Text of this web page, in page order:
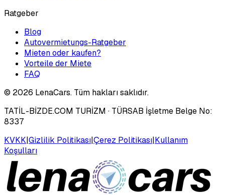
Ratgeber
Blog
Autovermietungs-Ratgeber
Mieten oder kaufen?
Vorteile der Miete
FAQ
© 2026 LenaCars. Tüm hakları saklıdır.
TATİL-BİZDE.COM TURİZM · TÜRSAB İşletme Belge No:
8337
KVKK|Gizlilik Politikası|Çerez Politikası|Kullanım
Koşulları